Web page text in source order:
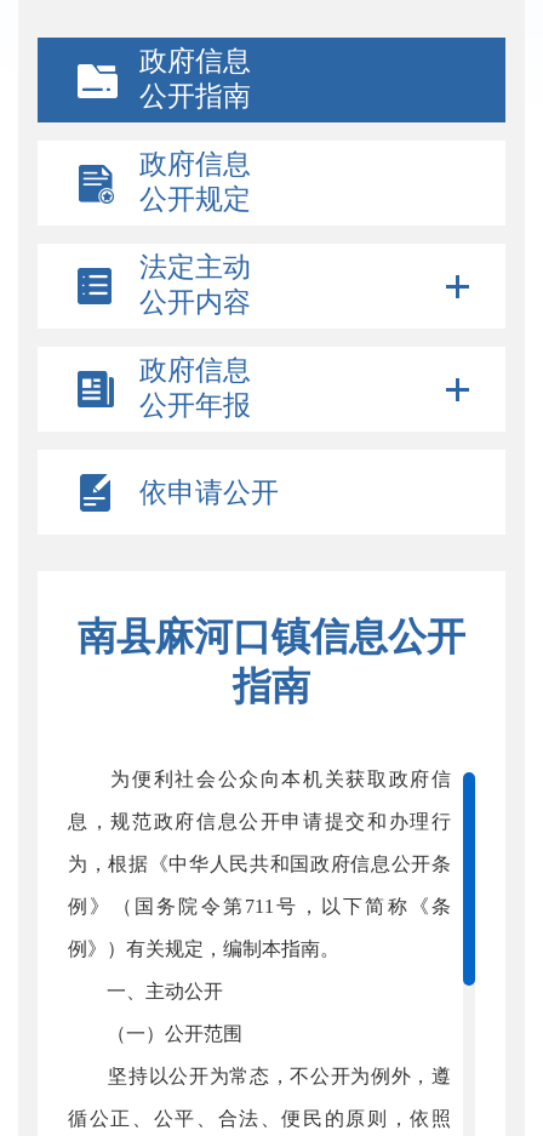
政府信息
公开指南
政府信息
公开规定
法定主动
公开内容
政府信息
公开年报
依申请公开
南县麻河口镇信息公开
指南
为便利社会公众向本机关获取政府信
息，规范政府信息公开申请提交和办理行
为，根据《中华人民共和国政府信息公开条
例》（国务院令第711号，以下简称《条
例》）有关规定，编制本指南。
一、主动公开
（一）公开范围
坚持以公开为常态，不公开为例外，遵
循公正、公平、合法、便民的原则，依照